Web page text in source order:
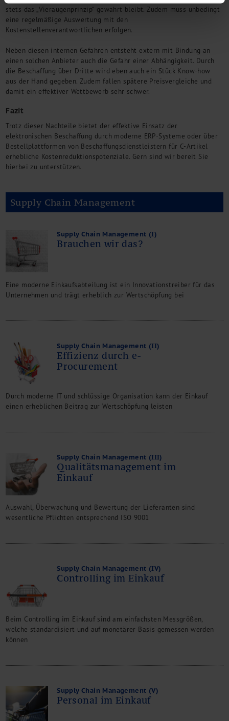
stets das „Vieraugenprinzip“ gewahrt bleibt. Zudem muss unbedingt
eine regelmäßige Auswertung mit den
Kostenstellenverantwortlichen erfolgen.
Neben diesen internen Gefahren entsteht extern mit Bindung an
einen solchen Anbieter auch die Gefahr einer Abhängigkeit. Durch
die Beschaffung über Dritte wird eben auch ein Stück Know-how
aus der Hand gegeben. Zudem fallen spätere Preisvergleiche und
damit ein effektiver Wettbewerb sehr schwer.
Fazit
Trotz dieser Nachteile bietet der effektive Einsatz der
elektronischen Beschaffung durch moderne ERP-Systeme oder über
Bestellplattformen von Beschaffungsdienstleistern für C-Artikel
erhebliche Kostenreduktionspotenziale. Gern sind wir bereit Sie
hierbei zu unterstützen.
Supply Chain Management
Supply Chain Management (I)
Brauchen wir das?
Eine moderne Einkaufsabteilung ist ein Innovationstreiber für das
Unternehmen und trägt erheblich zur Wertschöpfung bei
Supply Chain Management (II)
Effizienz durch e-
Procurement
Durch moderne IT und schlüssige Organisation kann der Einkauf
einen erheblichen Beitrag zur Wertschöpfung leisten
Supply Chain Management (III)
Qualitätsmanagement im
Einkauf
Auswahl, Überwachung und Bewertung der Lieferanten sind
wesentliche Pflichten entsprechend ISO 9001
Supply Chain Management (IV)
Controlling im Einkauf
Beim Controlling im Einkauf sind am einfachsten Messgrößen,
welche standardisiert und auf monetärer Basis gemessen werden
können
Supply Chain Management (V)
Personal im Einkauf